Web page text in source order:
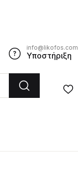
info@likofos.com
Υποστήριξη